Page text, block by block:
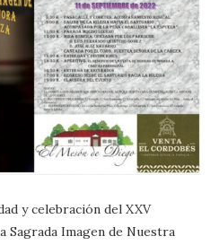
y celebración del XXV
Sagrada Imagen de Nuestra